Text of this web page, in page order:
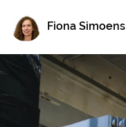
Fiona Simoens